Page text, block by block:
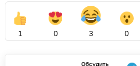
1 0 3 0
Обсудить